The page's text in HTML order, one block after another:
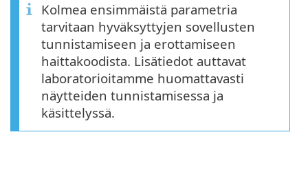
Kolmea ensimmäistä parametria
tarvitaan hyväksyttyjen sovellusten
tunnistamiseen ja erottamiseen
haittakoodista. Lisätiedot auttavat
laboratorioitamme huomattavasti
näytteiden tunnistamisessa ja
käsittelyssä.